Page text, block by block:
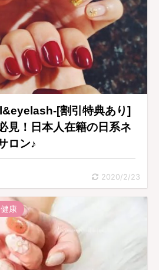
[割引特典あり]
見！日本人在籍の日系ネ
ロン♪
2020/2/23
康